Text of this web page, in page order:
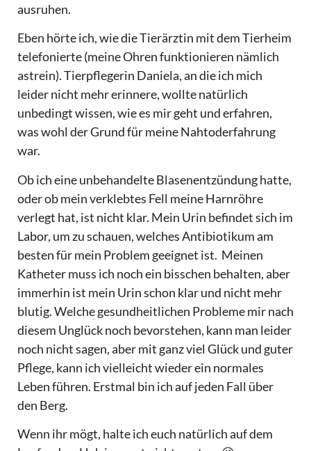
ausruhen.
Eben hörte ich, wie die Tierärztin mit dem Tierheim
telefonierte (meine Ohren funktionieren nämlich
astrein). Tierpflegerin Daniela, an die ich mich
leider nicht mehr erinnere, wollte natürlich
unbedingt wissen, wie es mir geht und erfahren,
was wohl der Grund für meine Nahtoderfahrung
war.
Ob ich eine unbehandelte Blasenentzündung hatte,
oder ob mein verklebtes Fell meine Harnröhre
verlegt hat, ist nicht klar. Mein Urin befindet sich im
Labor, um zu schauen, welches Antibiotikum am
besten für mein Problem geeignet ist. Meinen
Katheter muss ich noch ein bisschen behalten, aber
immerhin ist mein Urin schon klar und nicht mehr
blutig. Welche gesundheitlichen Probleme mir nach
diesem Unglück noch bevorstehen, kann man leider
noch nicht sagen, aber mit ganz viel Glück und guter
Pflege, kann ich vielleicht wieder ein normales
Leben führen. Erstmal bin ich auf jeden Fall über
den Berg.
Wenn ihr mögt, halte ich euch natürlich auf dem